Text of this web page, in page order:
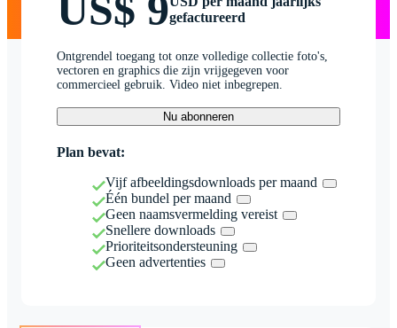
US$ 9gefactureerd
Ontgrendel toegang tot onze volledige collectie foto's,
vectoren en graphics die zijn vrijgegeven voor
commercieel gebruik. Video niet inbegrepen.
Nu abonneren
Plan bevat:
Vijf afbeeldingsdownloads per maand
Één bundel per maand
Geen naamsvermelding vereist
Snellere downloads
Prioriteitsondersteuning
Geen advertenties